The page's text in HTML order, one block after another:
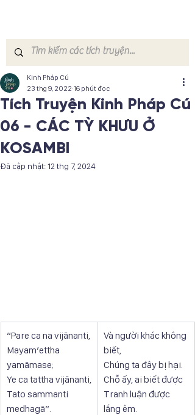
Tích Truyện Kinh Pháp Cú
06 - CÁC TỲ KHƯU Ở
KOSAMBI
Kinh Pháp Cú
23 thg 9, 2022 16 phút đọc
Đã cập nhật:12 thg 7, 2024
“Pare ca na vijānanti,
Mayam’ettha
yamāmase;
Ye ca tattha vijānanti,
Tato sammanti
medhagā”.
Và người khác không
biết,
Chúng ta đây bị hại.
Chỗ ấy, ai biết được
Tranh luận được
lắng êm.